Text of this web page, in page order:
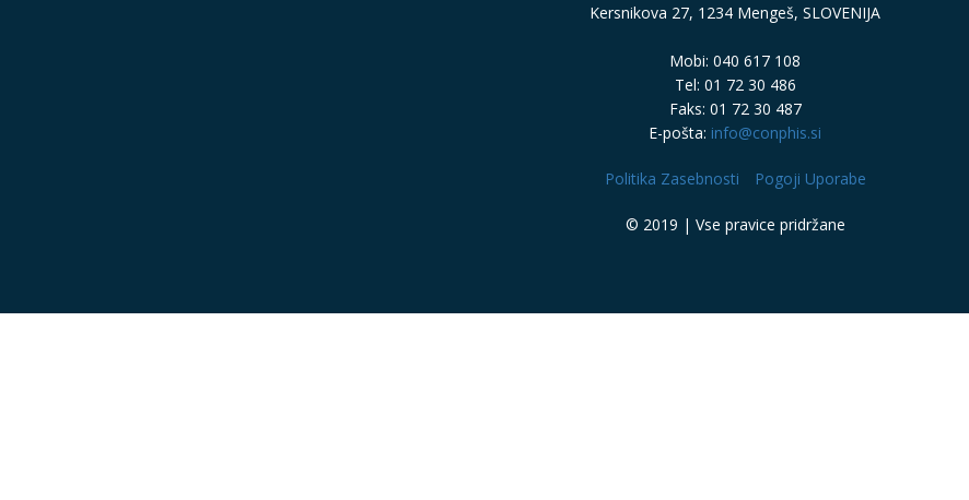
Kersnikova 27, 1234 Mengeš, SLOVENIJA
Mobi: 040 617 108
Tel: 01 72 30 486
Faks: 01 72 30 487
E-pošta: info@conphis.si
Politika Zasebnosti Pogoji Uporabe
© 2019 | Vse pravice pridržane